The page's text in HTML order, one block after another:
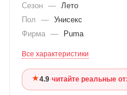
Сезон —
Лето
Пол
— Унисекс
Фирма — Puma
Все характеристики
★4.9·читайте реальные